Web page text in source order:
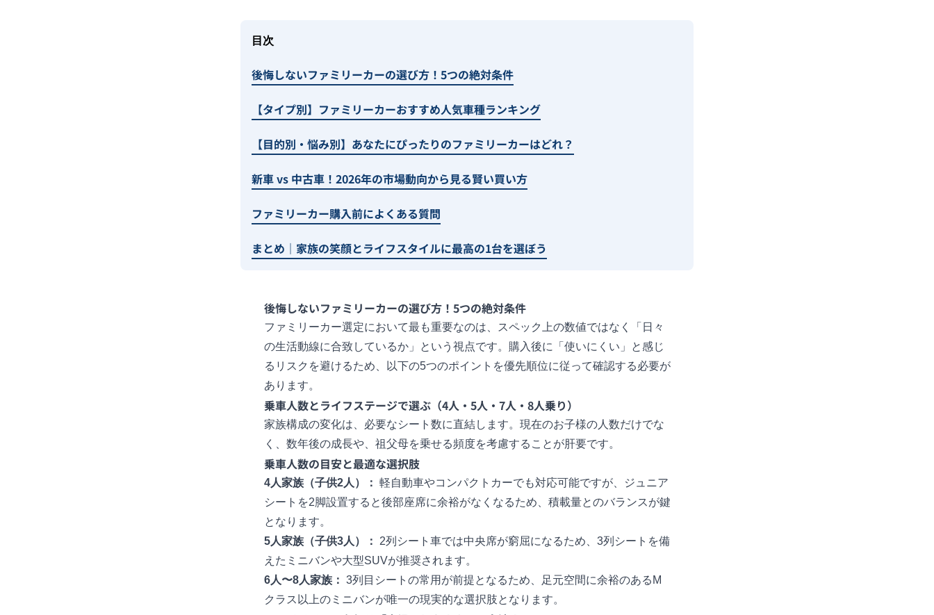
目次
後悔しないファミリーカーの選び方！5つの絶対条件
【タイプ別】ファミリーカーおすすめ人気車種ランキング
【目的別・悩み別】あなたにぴったりのファミリーカーはどれ？
新車 vs 中古車！2026年の市場動向から見る賢い買い方
ファミリーカー購入前によくある質問
まとめ｜家族の笑顔とライフスタイルに最高の1台を選ぼう
後悔しないファミリーカーの選び方！5つの絶対条件
ファミリーカー選定において最も重要なのは、スペック上の数値ではなく「日々
の生活動線に合致しているか」という視点です。購入後に「使いにくい」と感じ
るリスクを避けるため、以下の5つのポイントを優先順位に従って確認する必要が
あります。
乗車人数とライフステージで選ぶ（4人・5人・7人・8人乗り）
家族構成の変化は、必要なシート数に直結します。現在のお子様の人数だけでな
く、数年後の成長や、祖父母を乗せる頻度を考慮することが肝要です。
乗車人数の目安と最適な選択肢
4人家族（子供2人）： 軽自動車やコンパクトカーでも対応可能ですが、ジュニア
シートを2脚設置すると後部座席に余裕がなくなるため、積載量とのバランスが鍵
となります。
5人家族（子供3人）：
2列シート車では中央席が窮屈になるため、3列シートを備
えたミニバンや大型SUVが推奨されます。
6人〜8人家族： 3列目シートの常用が前提となるため、足元空間に余裕のあるM
クラス以上のミニバンが唯一の現実的な選択肢となります。